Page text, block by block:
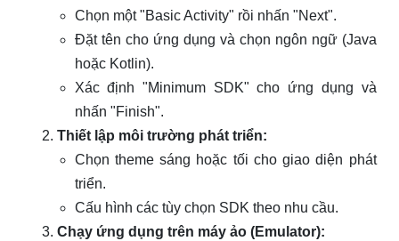
Chọn một "Basic Activity" rồi nhấn "Next".
Đặt tên cho ứng dụng và chọn ngôn ngữ (Java
hoặc Kotlin).
Xác định "Minimum SDK" cho ứng dụng và
nhấn "Finish".
Thiết lập môi trường phát triển:
Chọn theme sáng hoặc tối cho giao diện phát
triển.
Cấu hình các tùy chọn SDK theo nhu cầu.
Chạy ứng dụng trên máy ảo (Emulator):